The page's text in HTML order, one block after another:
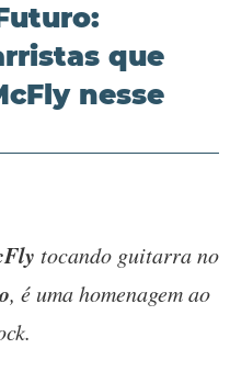
que
nesse
tocando guitarra no
, é uma homenagem ao